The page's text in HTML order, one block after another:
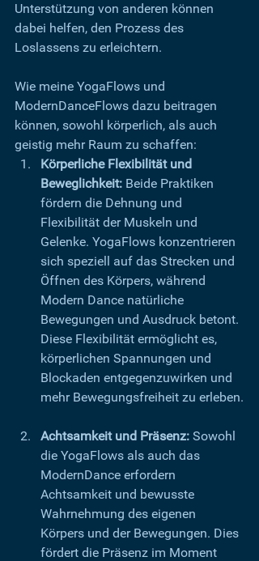
Unterstützung von anderen können
dabei helfen, den Prozess des
Loslassens zu erleichtern.
Wie meine YogaFlows und
ModernDanceFlows dazu beitragen
können, sowohl körperlich, als auch
geistig mehr Raum zu schaffen:
Körperliche Flexibilität und
Beweglichkeit: Beide Praktiken
fördern die Dehnung und
Flexibilität der Muskeln und
Gelenke. YogaFlows konzentrieren
sich speziell auf das Strecken und
Öffnen des Körpers, während
Modern Dance natürliche
Bewegungen und Ausdruck betont.
Diese Flexibilität ermöglicht es,
körperlichen Spannungen und
Blockaden entgegenzuwirken und
mehr Bewegungsfreiheit zu erleben.
Achtsamkeit und Präsenz: Sowohl
die YogaFlows als auch das
ModernDance erfordern
Achtsamkeit und bewusste
Wahrnehmung des eigenen
Körpers und der Bewegungen. Dies
fördert die Präsenz im Moment